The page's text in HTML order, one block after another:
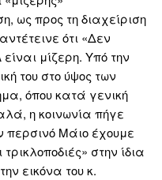
ως προς τη διαχείριση
ότι «Δεν
είναι μίζερη. Υπό την
του στο ύψος των
όπου κατά γενική
η κοινωνία πήγε
Μάιο έχουμε
στην ίδια
εικόνα του κ.